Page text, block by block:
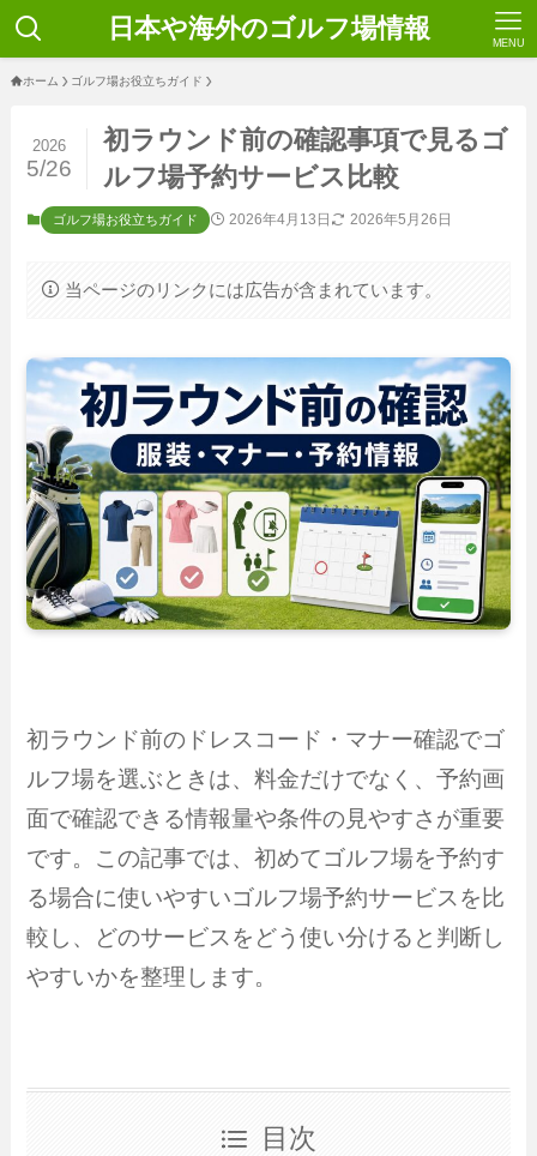
日本や海外のゴルフ場情報 MENU
ホーム ゴルフ場お役立ちガイド
初ラウンド前の確認事項で見るゴ
ルフ場予約サービス比較
2026
5/26
ゴルフ場お役立ちガイド 2026年4月13日 2026年5月26日
当ページのリンクには広告が含まれています。
初ラウンド前のドレスコード・マナー確認でゴ
ルフ場を選ぶときは、料金だけでなく、予約画
面で確認できる情報量や条件の見やすさが重要
です。この記事では、初めてゴルフ場を予約す
る場合に使いやすいゴルフ場予約サービスを比
較し、どのサービスをどう使い分けると判断し
やすいかを整理します。
目次